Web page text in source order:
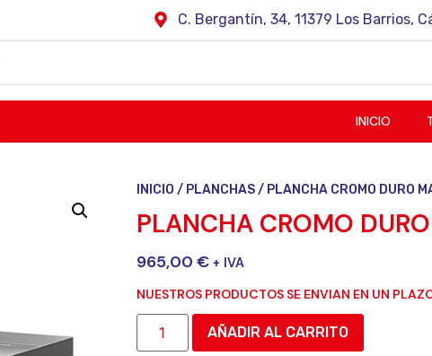
C. Bergantín, 34, 11379 Los Barrios,
INICIO
INICIO / PLANCHAS/ PLANCHA CROMO DURO
PLANCHA CROMO
965,00 € + IVA
NUESTROS PRODUCTOS SE ENVIAN EN UN
AÑADIR AL CARRITO